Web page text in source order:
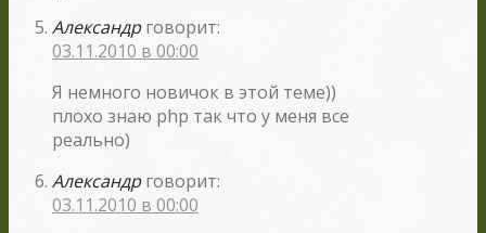
Александрговорит:
03.11.2010 в 00:00
Я немного новичок в этой теме))
плохо знаю php так что у меня все
реально)
Александрговорит:
03.11.2010 в 00:00